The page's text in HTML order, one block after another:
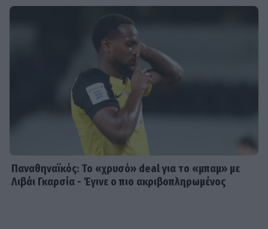
Παναθηναϊκός: Το «χρυσό» deal για το «μπαμ» με
Λιβάι Γκαρσία - Έγινε ο πιο ακριβοπληρωμένος